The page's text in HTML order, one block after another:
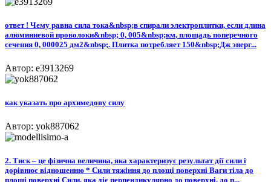
ответ ! Чему равна сила тока&nbsp;в спирали электроплитки, если длина
алюминиевой проволоки&nbsp; 0, 005&nbsp;км, площадь поперечного
сечения 0, 000025 дм2&nbsp;. Плитка потребляет 150&nbsp;Дж энерг...
Автор: e3913269
как указать про архимедову силу
Автор: yok887062
2. Тиск – це фізична величина, яка характеризує результат дії сили і
дорівнює відношенню * Сили тяжіння до площі поверхні Ваги тіла до
площі поверхні Сили, яка діє перпендикулярно до поверхні, до п...